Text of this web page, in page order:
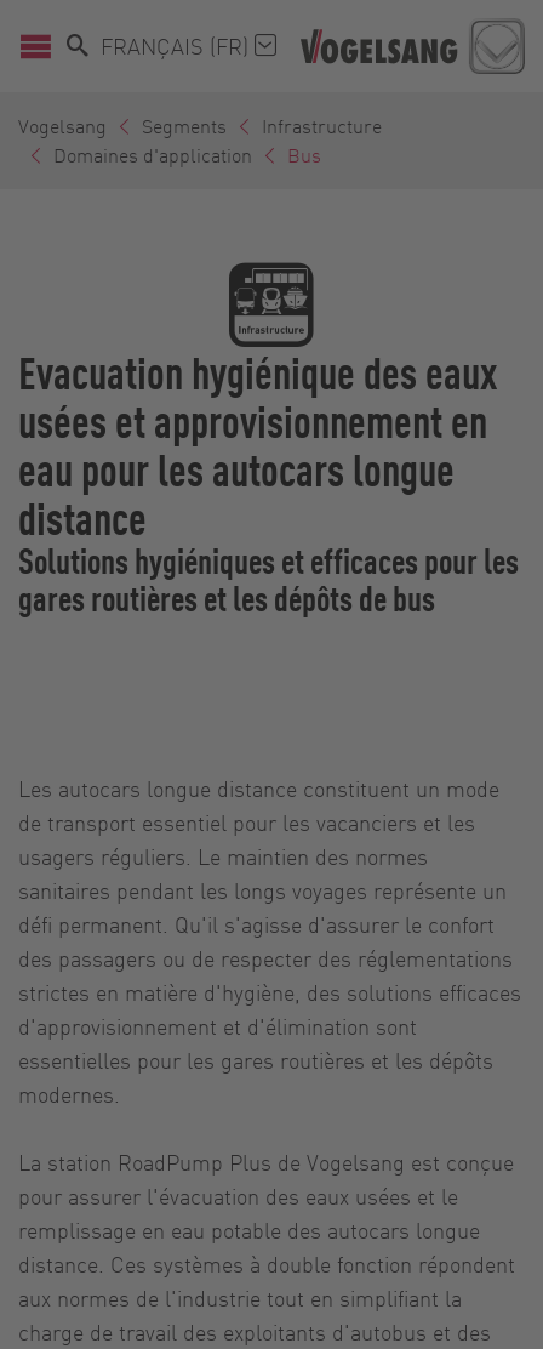
FRANÇAIS (FR)
Vogelsang Segments
Infrastructure
Domaines d'application
Bus
Evacuation hygiénique des eaux
usées et approvisionnement en
eau pour les autocars longue
distance
Solutions hygiéniques et efficaces pour les
gares routières et les dépôts de bus
Les autocars longue distance constituent un mode
de transport essentiel pour les vacanciers et les
usagers réguliers. Le maintien des normes
sanitaires pendant les longs voyages représente un
défi permanent. Qu'il s'agisse d'assurer le confort
des passagers ou de respecter des réglementations
strictes en matière d'hygiène, des solutions efficaces
d'approvisionnement et d'élimination sont
essentielles pour les gares routières et les dépôts
modernes.
La station RoadPump Plus de Vogelsang est conçue
pour assurer l'évacuation des eaux usées et le
remplissage en eau potable des autocars longue
distance. Ces systèmes à double fonction répondent
aux normes de l'industrie tout en simplifiant la
charge de travail des exploitants d'autobus et des